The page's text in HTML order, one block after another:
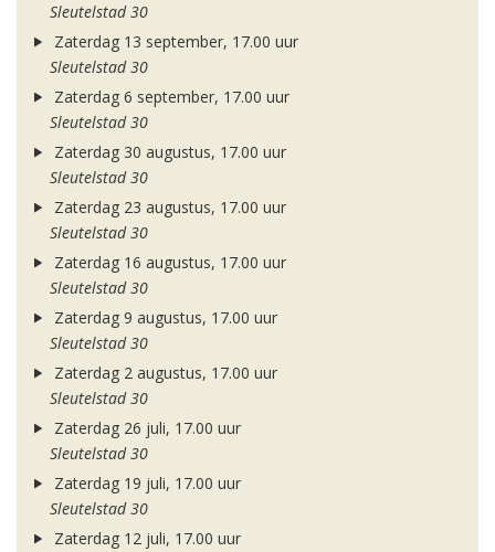
Sleutelstad 30
Zaterdag 13 september, 17.00 uur
Sleutelstad 30
Zaterdag 6 september, 17.00 uur
Sleutelstad 30
Zaterdag 30 augustus, 17.00 uur
Sleutelstad 30
Zaterdag 23 augustus, 17.00 uur
Sleutelstad 30
Zaterdag 16 augustus, 17.00 uur
Sleutelstad 30
Zaterdag 9 augustus, 17.00 uur
Sleutelstad 30
Zaterdag 2 augustus, 17.00 uur
Sleutelstad 30
Zaterdag 26 juli, 17.00 uur
Sleutelstad 30
Zaterdag 19 juli, 17.00 uur
Sleutelstad 30
Zaterdag 12 juli, 17.00 uur